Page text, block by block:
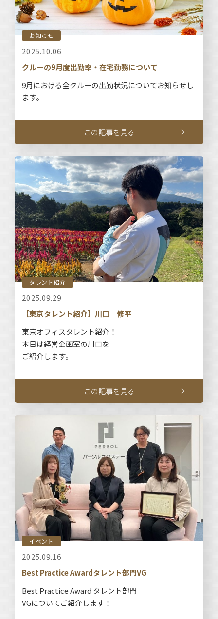
お知らせ
2025.10.06
クルーの9月度出勤率・在宅勤務について
9月における全クルーの出勤状況についてお知らせし
ます。
この記事を見る
タレント紹介
2025.09.29
【東京タレント紹介】川口 修平
東京オフィスタレント紹介！
本日は経営企画室の川口を
ご紹介します。
この記事を見る
イベント
2025.09.16
Best Practice Awardタレント部門VG
Best Practice Award タレント部門
VGについてご紹介します！